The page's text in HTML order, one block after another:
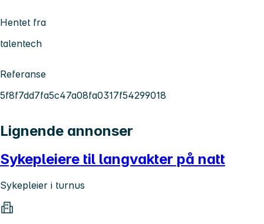
Hentet fra
talentech
Referanse
5f8f7dd7fa5c47a08fa0317f54299018
Lignende annonser
Sykepleiere til langvakter på natt
Sykepleier i turnus